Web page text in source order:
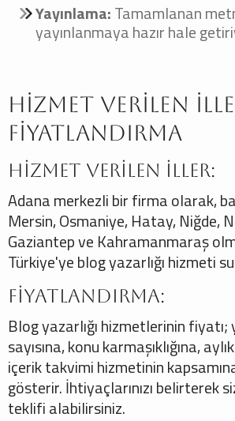
Yayınlama:Tamamlanan
yayınlanmaya hazır hale
Hizmet Verilen
Fiyatlandırma
Hizmet Verilen İller:
Adana merkezli bir firma olarak,
Mersin, Osmaniye, Hatay, Niğde,
Gaziantep ve Kahramanmaraş
Türkiye'ye blog yazarlığı hizmeti
Fiyatlandırma:
Blog yazarlığı hizmetlerinin fiyatı;
sayısına, konu karmaşıklığına,
içerik takvimi hizmetinin
gösterir. İhtiyaçlarınızı belirterek
teklifi alabilirsiniz.